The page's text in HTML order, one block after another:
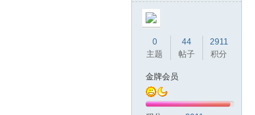
0
主题
44
帖子
2911
积分
金牌会员